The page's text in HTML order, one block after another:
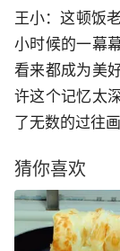
王小：这顿饭
小时候的一幕
看来都成为美
许这个记忆太
了无数的过往
猜你喜欢